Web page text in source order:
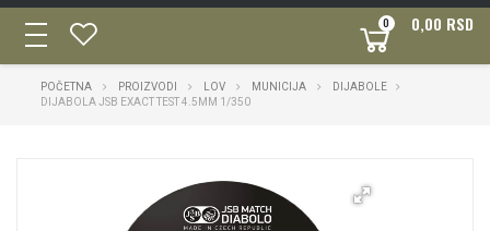
toggle
navigation
0 0,00 RSD
POČETNA PROIZVODI LOV MUNICIJA
DIJABOLE
DIJABOLA JSB EXACT TEST 4.5MM 1/350